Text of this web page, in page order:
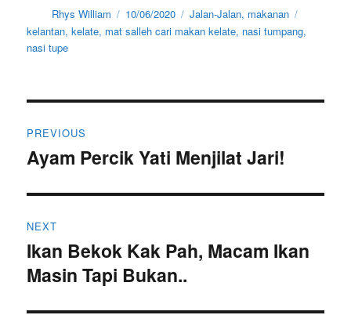
Author
Rhys William
Posted
on
10/06/2020 Categories
Jalan-Jalan, makanan
kelantan,kelate, mat salleh cari makan kelate, nasi tumpang,
nasi tupe
navigation
PREVIOUS
Previous
Ayam Percik Yati Menjilat Jari!
NEXT
Next
post:
Ikan Bekok Kak Pah, Macam Ikan
Masin Tapi Bukan..